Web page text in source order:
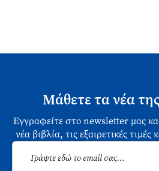
Μάθετε τα νέα
Εγγραφείτε στο newsletter μας
νέα βιβλία, τις εξαιρετικές τιμές